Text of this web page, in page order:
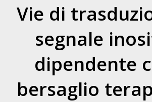
Vie di
segnale
dipendente
bersaglio